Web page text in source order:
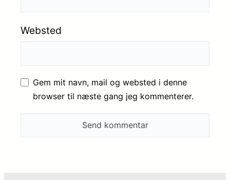
Websted
Gem mit navn, mail og websted i denne
browser til næste gang jeg kommenterer.